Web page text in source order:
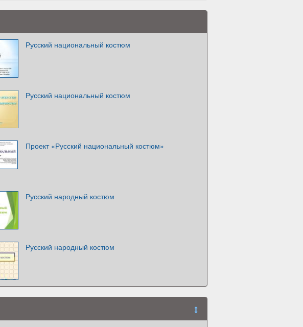
Русский национальный костюм
Русский национальный костюм
Проект «Русский национальный костюм»
Русский народный костюм
Русский народный костюм